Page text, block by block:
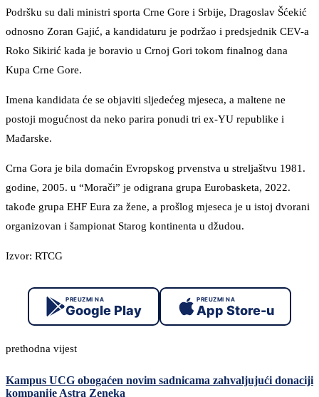
Podršku su dali ministri sporta Crne Gore i Srbije, Dragoslav Šćekić
odnosno Zoran Gajić, a kandidaturu je podržao i predsjednik CEV-a
Roko Sikirić kada je boravio u Crnoj Gori tokom finalnog dana
Kupa Crne Gore.
Imena kandidata će se objaviti sljedećeg mjeseca, a maltene ne
postoji mogućnost da neko parira ponudi tri ex-YU republike i
Mađarske.
Crna Gora je bila domaćin Evropskog prvenstva u streljaštvu 1981.
godine, 2005. u “Morači” je odigrana grupa Eurobasketa, 2022.
takođe grupa EHF Eura za žene, a prošlog mjeseca je u istoj dvorani
organizovan i šampionat Starog kontinenta u džudou.
Izvor: RTCG
PREUZMI NA
Google Play
PREUZMI NA
App Store-u
prethodna vijest
Kampus UCG obogaćen novim sadnicama zahvaljujući donaciji
kompanije Astra Zeneka